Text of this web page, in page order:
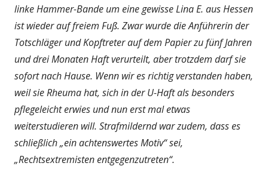
linke Hammer-Bande um eine gewisse Lina E. aus Hessen
ist wieder auf freiem Fuß. Zwar wurde die Anführerin der
Totschläger und Kopftreter auf dem Papier zu fünf Jahren
und drei Monaten Haft verurteilt, aber trotzdem darf sie
sofort nach Hause. Wenn wir es richtig verstanden haben,
weil sie Rheuma hat, sich in der U-Haft als besonders
pflegeleicht erwies und nun erst mal etwas
weiterstudieren will. Strafmildernd war zudem, dass es
schließlich „ein achtenswertes Motiv“ sei,
„Rechtsextremisten entgegenzutreten“.